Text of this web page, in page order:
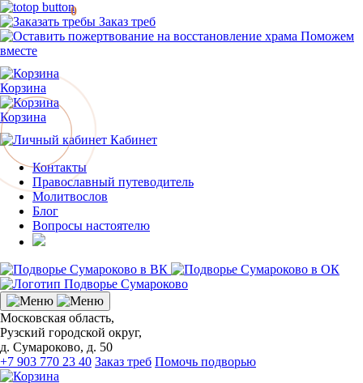
Заказ треб
Поможем
вместе
Корзина
Корзина
0
Кабинет
Контакты
Православный путеводитель
Молитвослов
Блог
Вопросы настоятелю
Московская область,
Рузский городской округ,
д. Сумароково, д. 50
+7 903 770 23 40 Заказ треб Помочь подворью